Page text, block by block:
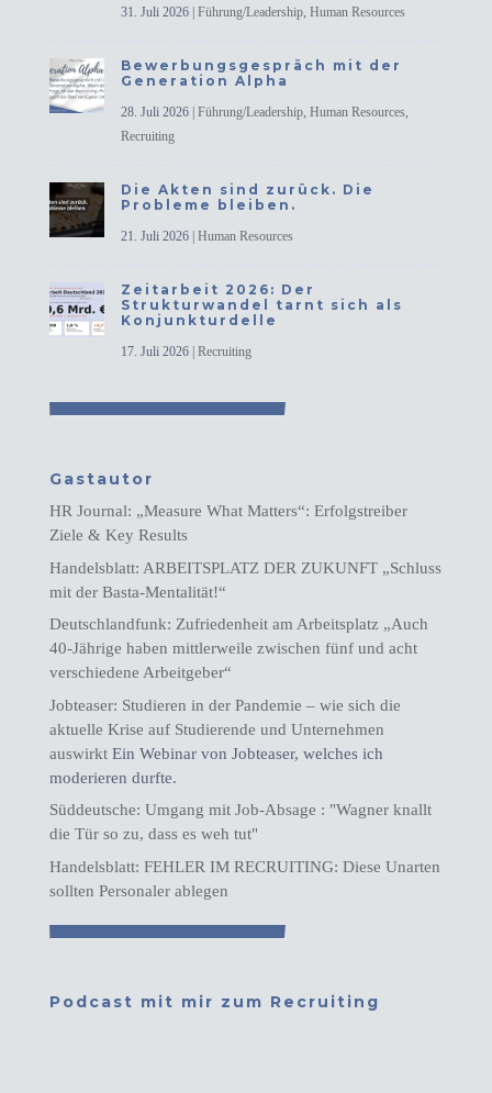
31. Juli 2026| Führung/Leadership, Human Resources
Bewerbungsgespräch mit der
Generation Alpha
28. Juli 2026| Führung/Leadership, Human Resources,
Recruiting
Die Akten sind zurück. Die
Probleme bleiben.
21. Juli 2026| Human Resources
Zeitarbeit 2026: Der
Strukturwandel tarnt sich als
Konjunkturdelle
17. Juli 2026| Recruiting
Gastautor
HR Journal: „Measure What Matters“: Erfolgstreiber
Ziele & Key Results
Handelsblatt: ARBEITSPLATZ DER ZUKUNFT „Schluss
mit der Basta-Mentalität!“
Deutschlandfunk: Zufriedenheit am Arbeitsplatz „Auch
40-Jährige haben mittlerweile zwischen fünf und acht
verschiedene Arbeitgeber“
Jobteaser: Studieren in der Pandemie – wie sich die
aktuelle Krise auf Studierende und Unternehmen
auswirktEin Webinar von Jobteaser, welches ich
moderieren durfte.
Süddeutsche: Umgang mit Job-Absage : "Wagner knallt
die Tür so zu, dass es weh tut"
Handelsblatt: FEHLER IM RECRUITING: Diese Unarten
sollten Personaler ablegen
Podcast mit mir zum Recruiting